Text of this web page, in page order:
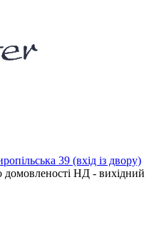
39 (вхід із двору)
НД - вихідний